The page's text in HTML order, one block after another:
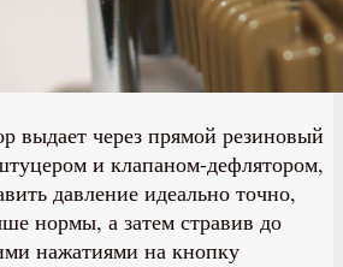
выдает через прямой резиновый
и клапаном-дефлятором,
давление идеально точно,
нормы, а затем стравив до
нажатиями на кнопку